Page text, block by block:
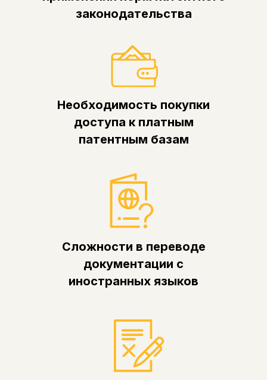
законодательства
Необходимость покупки
доступа к платным
патентным базам
Сложности в переводе
документации с
иностранных языков